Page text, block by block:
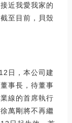
近我愛我家的
至目前，貝殼
日，本公司建
事長，待董事
線的首席執行
萬剛將不再繼